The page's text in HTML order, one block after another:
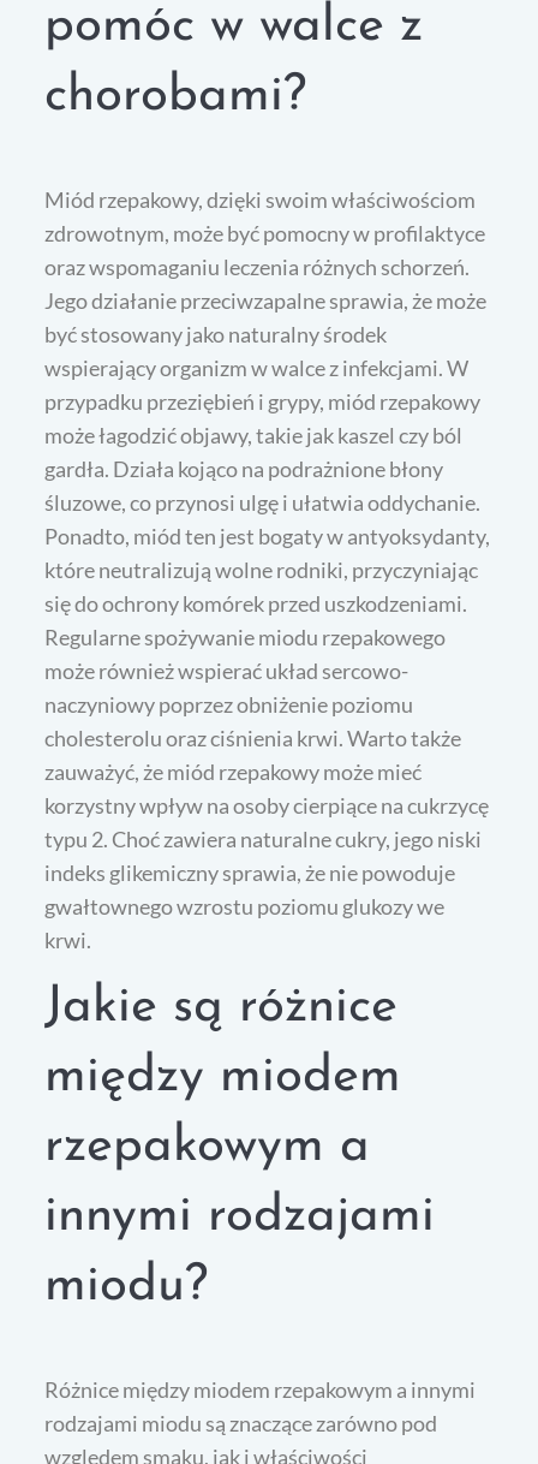
pomóc w walce z
chorobami?
Miód rzepakowy, dzięki swoim właściwościom
zdrowotnym, może być pomocny w profilaktyce
oraz wspomaganiu leczenia różnych schorzeń.
Jego działanie przeciwzapalne sprawia, że może
być stosowany jako naturalny środek
wspierający organizm w walce z infekcjami. W
przypadku przeziębień i grypy, miód rzepakowy
może łagodzić objawy, takie jak kaszel czy ból
gardła. Działa kojąco na podrażnione błony
śluzowe, co przynosi ulgę i ułatwia oddychanie.
Ponadto, miód ten jest bogaty w antyoksydanty,
które neutralizują wolne rodniki, przyczyniając
się do ochrony komórek przed uszkodzeniami.
Regularne spożywanie miodu rzepakowego
może również wspierać układ sercowo-
naczyniowy poprzez obniżenie poziomu
cholesterolu oraz ciśnienia krwi. Warto także
zauważyć, że miód rzepakowy może mieć
korzystny wpływ na osoby cierpiące na cukrzycę
typu 2. Choć zawiera naturalne cukry, jego niski
indeks glikemiczny sprawia, że nie powoduje
gwałtownego wzrostu poziomu glukozy we
krwi.
Jakie są różnice
między miodem
rzepakowym a
innymi rodzajami
miodu?
Różnice między miodem rzepakowym a innymi
rodzajami miodu są znaczące zarówno pod
względem smaku, jak i właściwości